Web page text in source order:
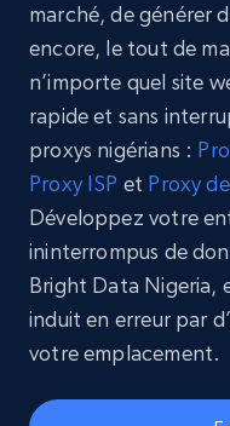
marché, de générer
encore, le tout de
n’importe quel site
rapide et sans
proxys nigérians :
Proxy ISP et Proxy
Développez votre
ininterrompus de
Bright Data Nigeria,
induit en erreur par
votre emplacement.